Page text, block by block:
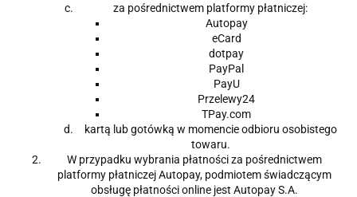
za pośrednictwem platformy płatniczej:
Autopay
eCard
dotpay
PayPal
PayU
Przelewy24
TPay.com
kartą lub gotówką w momencie odbioru osobistego
towaru.
W przypadku wybrania płatności za pośrednictwem
platformy płatniczej Autopay, podmiotem świadczącym
obsługę płatności online jest Autopay S.A.